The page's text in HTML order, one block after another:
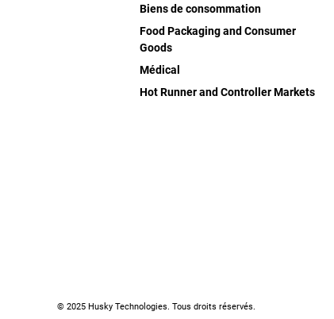
Biens de consommation
Food Packaging and Consumer
Goods
Médical
Hot Runner and Controller Markets
© 2025 Husky Technologies. Tous droits réservés.